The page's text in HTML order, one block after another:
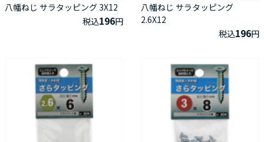
八幡ねじ サラタッピング 3X12
税込196円
八幡ねじ サラタッピング
2.6X12
税込196円